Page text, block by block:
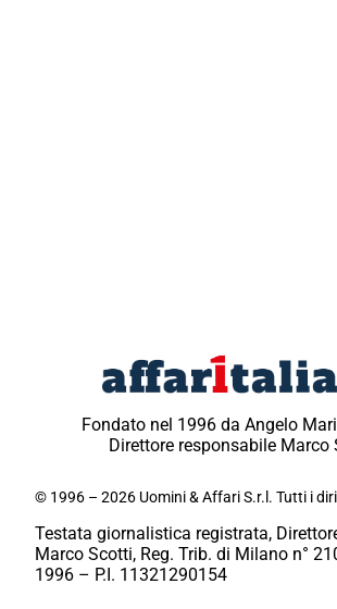
Fondato nel 1996 da Angelo
Direttore responsabile Marco
© 1996 – 2026 Uomini & Affari S.r.l. Tutti i
Testata giornalistica registrata,
Marco Scotti, Reg. Trib. di Milano n°
1996 – P.I. 11321290154